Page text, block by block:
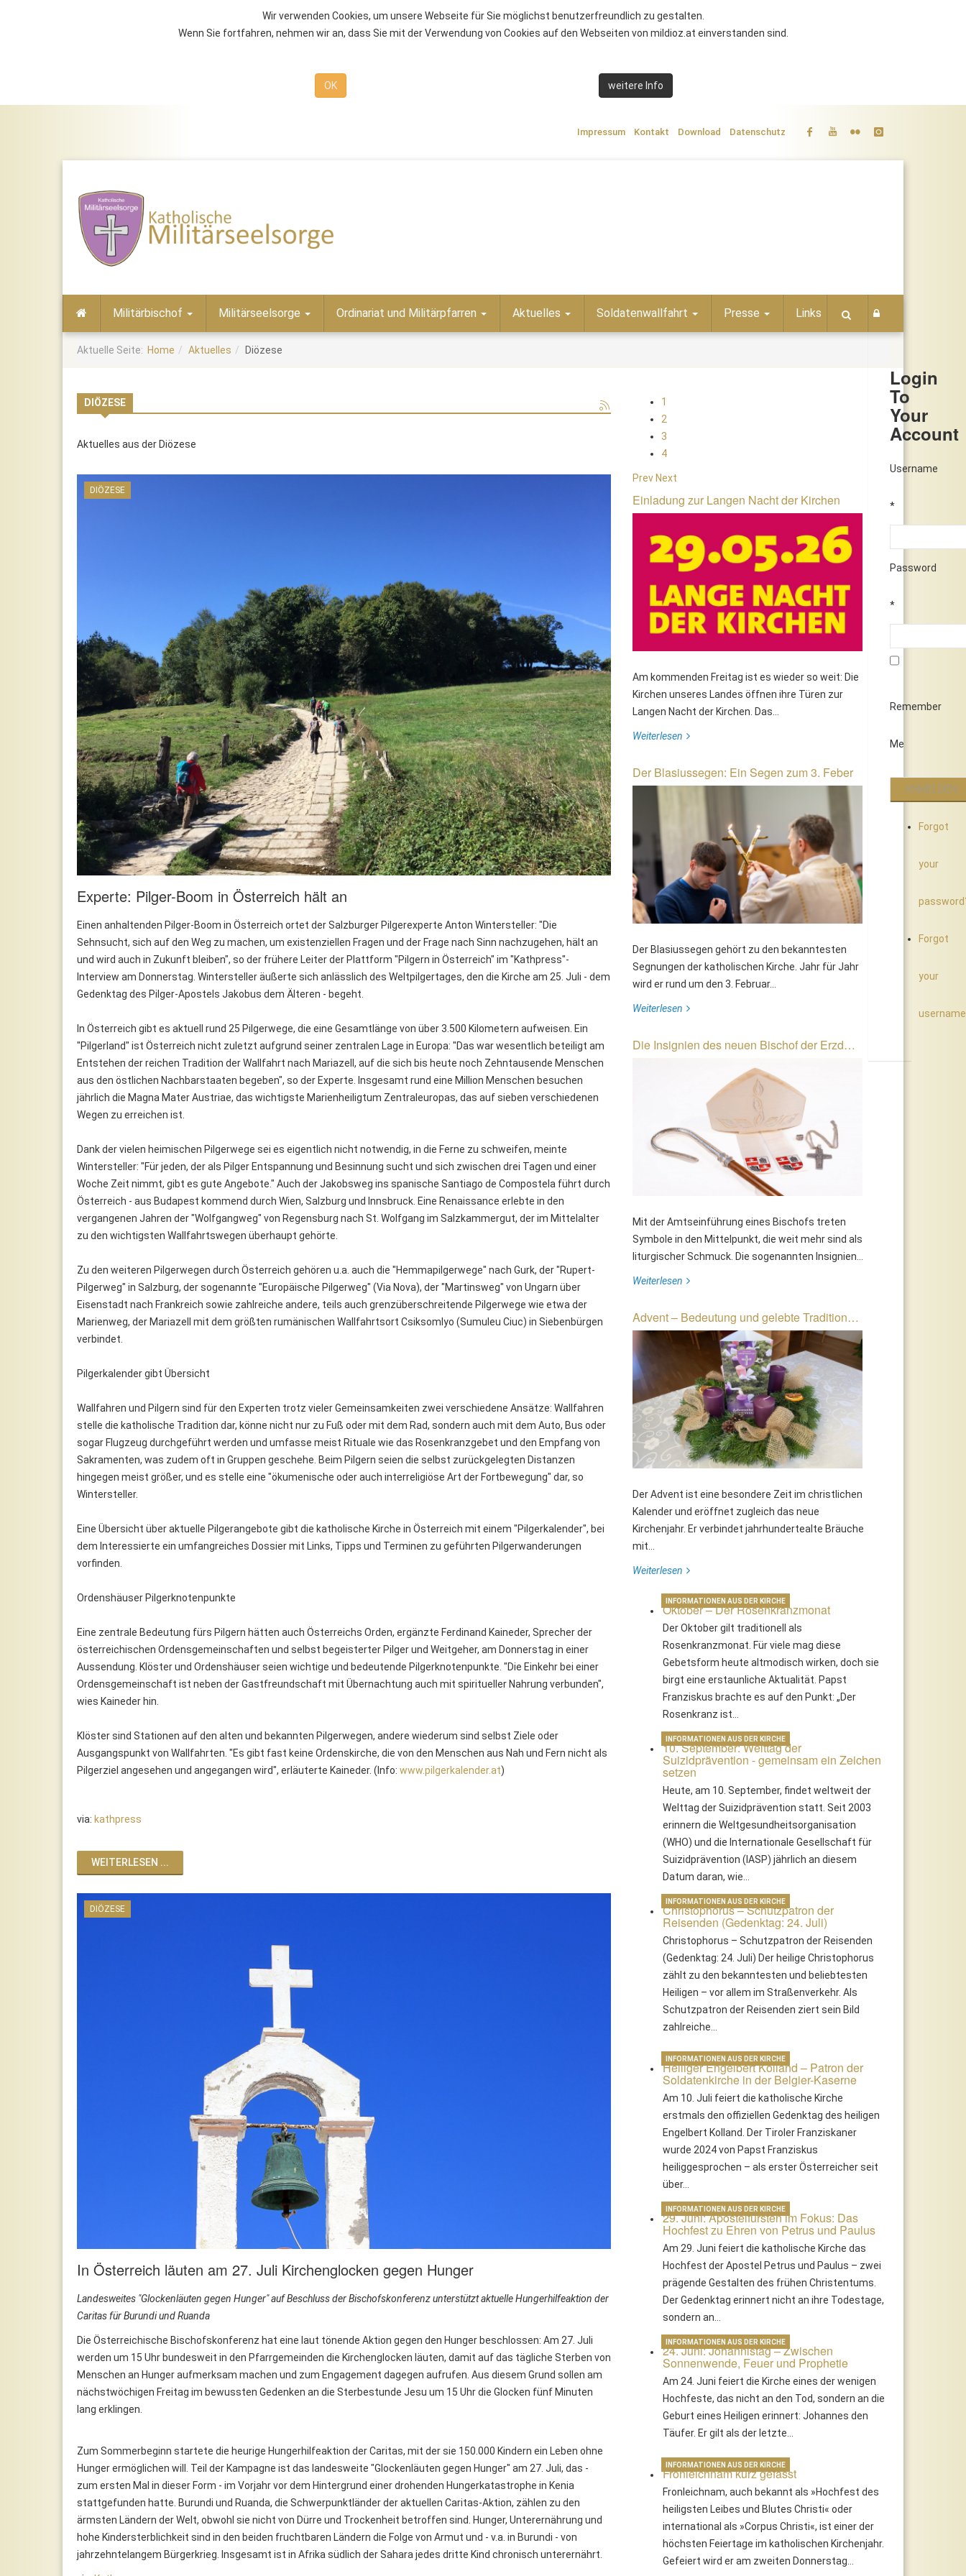
Wir verwenden Cookies, um unsere Webseite für Sie möglichst benutzerfreundlich zu gestalten.
Wenn Sie fortfahren, nehmen wir an, dass Sie mit der Verwendung von Cookies auf den Webseiten von mildioz.at einverstanden sind.
OK weitere Info
Impressum Kontakt Download Datenschutz
Login
To
Your
Account
Username
*
Password
*
Remember
Me
Forgot
your
Forgot
your
Home
Militärbischof Militärseelsorge Ordinariat und Militärpfarren Aktuelles Soldatenwallfahrt Presse Links
Aktuelle Seite: Home Aktuelles Diözese
DIÖZESE
Aktuelles aus der Diözese
DIÖZESE
Experte: Pilger-Boom in Österreich hält an
Einen anhaltenden Pilger-Boom in Österreich ortet der Salzburger Pilgerexperte Anton Wintersteller: "Die
Sehnsucht, sich auf den Weg zu machen, um existenziellen Fragen und der Frage nach Sinn nachzugehen, hält an
und wird auch in Zukunft bleiben", so der frühere Leiter der Plattform "Pilgern in Österreich" im "Kathpress"-
Interview am Donnerstag. Wintersteller äußerte sich anlässlich des Weltpilgertages, den die Kirche am 25. Juli - dem
Gedenktag des Pilger-Apostels Jakobus dem Älteren - begeht.
In Österreich gibt es aktuell rund 25 Pilgerwege, die eine Gesamtlänge von über 3.500 Kilometern aufweisen. Ein
"Pilgerland" ist Österreich nicht zuletzt aufgrund seiner zentralen Lage in Europa: "Das war wesentlich beteiligt am
Entstehen der reichen Tradition der Wallfahrt nach Mariazell, auf die sich bis heute noch Zehntausende Menschen
aus den östlichen Nachbarstaaten begeben", so der Experte. Insgesamt rund eine Million Menschen besuchen
jährlich die Magna Mater Austriae, das wichtigste Marienheiligtum Zentraleuropas, das auf sieben verschiedenen
Wegen zu erreichen ist.
Dank der vielen heimischen Pilgerwege sei es eigentlich nicht notwendig, in die Ferne zu schweifen, meinte
Wintersteller: "Für jeden, der als Pilger Entspannung und Besinnung sucht und sich zwischen drei Tagen und einer
Woche Zeit nimmt, gibt es gute Angebote." Auch der Jakobsweg ins spanische Santiago de Compostela führt durch
Österreich - aus Budapest kommend durch Wien, Salzburg und Innsbruck. Eine Renaissance erlebte in den
vergangenen Jahren der "Wolfgangweg" von Regensburg nach St. Wolfgang im Salzkammergut, der im Mittelalter
zu den wichtigsten Wallfahrtswegen überhaupt gehörte.
Zu den weiteren Pilgerwegen durch Österreich gehören u.a. auch die "Hemmapilgerwege" nach Gurk, der "Rupert-
Pilgerweg" in Salzburg, der sogenannte "Europäische Pilgerweg" (Via Nova), der "Martinsweg" von Ungarn über
Eisenstadt nach Frankreich sowie zahlreiche andere, teils auch grenzüberschreitende Pilgerwege wie etwa der
Marienweg, der Mariazell mit dem größten rumänischen Wallfahrtsort Csiksomlyo (Sumuleu Ciuc) in Siebenbürgen
verbindet.
Pilgerkalender gibt Übersicht
Wallfahren und Pilgern sind für den Experten trotz vieler Gemeinsamkeiten zwei verschiedene Ansätze: Wallfahren
stelle die katholische Tradition dar, könne nicht nur zu Fuß oder mit dem Rad, sondern auch mit dem Auto, Bus oder
sogar Flugzeug durchgeführt werden und umfasse meist Rituale wie das Rosenkranzgebet und den Empfang von
Sakramenten, was zudem oft in Gruppen geschehe. Beim Pilgern seien die selbst zurückgelegten Distanzen
hingegen meist größer, und es stelle eine "ökumenische oder auch interreligiöse Art der Fortbewegung" dar, so
Wintersteller.
Eine Übersicht über aktuelle Pilgerangebote gibt die katholische Kirche in Österreich mit einem "Pilgerkalender", bei
dem Interessierte ein umfangreiches Dossier mit Links, Tipps und Terminen zu geführten Pilgerwanderungen
vorfinden.
Ordenshäuser Pilgerknotenpunkte
Eine zentrale Bedeutung fürs Pilgern hätten auch Österreichs Orden, ergänzte Ferdinand Kaineder, Sprecher der
österreichischen Ordensgemeinschaften und selbst begeisterter Pilger und Weitgeher, am Donnerstag in einer
Aussendung. Klöster und Ordenshäuser seien wichtige und bedeutende Pilgerknotenpunkte. "Die Einkehr bei einer
Ordensgemeinschaft ist neben der Gastfreundschaft mit Übernachtung auch mit spiritueller Nahrung verbunden",
wies Kaineder hin.
Klöster sind Stationen auf den alten und bekannten Pilgerwegen, andere wiederum sind selbst Ziele oder
Ausgangspunkt von Wallfahrten. "Es gibt fast keine Ordenskirche, die von den Menschen aus Nah und Fern nicht als
Pilgerziel angesehen und angegangen wird", erläuterte Kaineder. (Info: www.pilgerkalender.at)
via: kathpress
WEITERLESEN ...
DIÖZESE
In Österreich läuten am 27. Juli Kirchenglocken gegen Hunger
Landesweites "Glockenläuten gegen Hunger" auf Beschluss der Bischofskonferenz unterstützt aktuelle Hungerhilfeaktion der
Caritas für Burundi und Ruanda
Die Österreichische Bischofskonferenz hat eine laut tönende Aktion gegen den Hunger beschlossen: Am 27. Juli
werden um 15 Uhr bundesweit in den Pfarrgemeinden die Kirchenglocken läuten, damit auf das tägliche Sterben von
Menschen an Hunger aufmerksam machen und zum Engagement dagegen aufrufen. Aus diesem Grund sollen am
nächstwöchigen Freitag im bewussten Gedenken an die Sterbestunde Jesu um 15 Uhr die Glocken fünf Minuten
lang erklingen.
Zum Sommerbeginn startete die heurige Hungerhilfeaktion der Caritas, mit der sie 150.000 Kindern ein Leben ohne
Hunger ermöglichen will. Teil der Kampagne ist das landesweite "Glockenläuten gegen Hunger" am 27. Juli, das -
zum ersten Mal in dieser Form - im Vorjahr vor dem Hintergrund einer drohenden Hungerkatastrophe in Kenia
stattgefunden hatte. Burundi und Ruanda, die Schwerpunktländer der aktuellen Caritas-Aktion, zählen zu den
ärmsten Ländern der Welt, obwohl sie nicht von Dürre und Trockenheit betroffen sind. Hunger, Unterernährung und
hohe Kindersterblichkeit sind in den beiden fruchtbaren Ländern die Folge von Armut und - v.a. in Burundi - von
jahrzehntelangem Bürgerkrieg. Insgesamt ist in Afrika südlich der Sahara jedes dritte Kind chronisch unterernährt.
1
2
3
4
Prev Next
Einladung zur Langen Nacht der Kirchen
Am kommenden Freitag ist es wieder so weit: Die
Kirchen unseres Landes öffnen ihre Türen zur
Langen Nacht der Kirchen. Das...
Weiterlesen
Der Blasiussegen: Ein Segen zum 3. Feber
Der Blasiussegen gehört zu den bekanntesten
Segnungen der katholischen Kirche. Jahr für Jahr
wird er rund um den 3. Februar...
Weiterlesen
Die Insignien des neuen Bischof der Erzd…
Mit der Amtseinführung eines Bischofs treten
Symbole in den Mittelpunkt, die weit mehr sind als
liturgischer Schmuck. Die sogenannten Insignien...
Weiterlesen
Advent – Bedeutung und gelebte Tradition…
Der Advent ist eine besondere Zeit im christlichen
Kalender und eröffnet zugleich das neue
Kirchenjahr. Er verbindet jahrhundertealte Bräuche
mit...
Weiterlesen
Oktober – Der Rosenkranzmonat
Der Oktober gilt traditionell als
Rosenkranzmonat. Für viele mag diese
Gebetsform heute altmodisch wirken, doch sie
birgt eine erstaunliche Aktualität. Papst
Franziskus brachte es auf den Punkt: „Der
Rosenkranz ist…
INFORMATIONEN AUS DER KIRCHE
10. September: Welttag der
Suizidprävention - gemeinsam ein Zeichen
setzen
Heute, am 10. September, findet weltweit der
Welttag der Suizidprävention statt. Seit 2003
erinnern die Weltgesundheitsorganisation
(WHO) und die Internationale Gesellschaft für
Suizidprävention (IASP) jährlich an diesem
Datum daran, wie…
INFORMATIONEN AUS DER KIRCHE
Christophorus – Schutzpatron der
Reisenden (Gedenktag: 24. Juli)
Christophorus – Schutzpatron der Reisenden
(Gedenktag: 24. Juli) Der heilige Christophorus
zählt zu den bekanntesten und beliebtesten
Heiligen – vor allem im Straßenverkehr. Als
Schutzpatron der Reisenden ziert sein Bild
zahlreiche…
INFORMATIONEN AUS DER KIRCHE
Heiliger Engelbert Kolland – Patron der
Soldatenkirche in der Belgier-Kaserne
Am 10. Juli feiert die katholische Kirche
erstmals den offiziellen Gedenktag des heiligen
Engelbert Kolland. Der Tiroler Franziskaner
wurde 2024 von Papst Franziskus
heiliggesprochen – als erster Österreicher seit
über…
INFORMATIONEN AUS DER KIRCHE
29. Juni: Apostelfürsten im Fokus: Das
Hochfest zu Ehren von Petrus und Paulus
Am 29. Juni feiert die katholische Kirche das
Hochfest der Apostel Petrus und Paulus – zwei
prägende Gestalten des frühen Christentums.
Der Gedenktag erinnert nicht an ihre Todestage,
sondern an…
INFORMATIONEN AUS DER KIRCHE
24. Juni: Johannistag – Zwischen
Sonnenwende, Feuer und Prophetie
Am 24. Juni feiert die Kirche eines der wenigen
Hochfeste, das nicht an den Tod, sondern an die
Geburt eines Heiligen erinnert: Johannes den
Täufer. Er gilt als der letzte…
INFORMATIONEN AUS DER KIRCHE
Fronleichnam kurz gefasst
Fronleichnam, auch bekannt als »Hochfest des
heiligsten Leibes und Blutes Christi« oder
international als »Corpus Christi«, ist einer der
höchsten Feiertage im katholischen Kirchenjahr.
Gefeiert wird er am zweiten Donnerstag…
INFORMATIONEN AUS DER KIRCHE